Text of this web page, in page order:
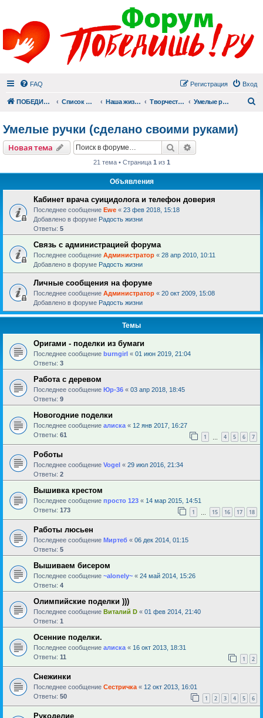
FAQ Вход
Регистрация
ПОБЕДИШЬ.РУ Список форумов Наша жизнь (не всё же о суициде!) Творчество Умелые ручки (сделано своими руками)
Умелые ручки (сделано своими руками)
Новая тема Поиск
21 тема • Страница 1 из 1
Объявления
Кабинет врача суицидолога и телефон доверия
Последнее сообщение Ewe « 23 фев 2018, 15:18
Добавлено в форуме Радость жизни
Ответы: 5
Связь с администрацией форума
Последнее сообщение Администратор « 28 апр 2010, 10:11
Добавлено в форуме Радость жизни
Личные сообщения на форуме
Последнее сообщение Администратор « 20 окт 2009, 15:08
Добавлено в форуме Радость жизни
Темы
Оригами - поделки из бумаги
Последнее сообщение burngirl « 01 июн 2019, 21:04
Ответы: 3
Работа с деревом
Последнее сообщение Юр-36 « 03 апр 2018, 18:45
Ответы: 9
Новогодние поделки
Последнее сообщение алиска « 12 янв 2017, 16:27
Ответы: 61 1 4 5 6 7
Роботы
Последнее сообщение Vogel « 29 июл 2016, 21:34
Ответы: 2
Вышивка крестом
Последнее сообщение просто 123 « 14 мар 2015, 14:51
Ответы: 173 1 15 16 17 18
Работы люсьен
Последнее сообщение Миртеб « 06 дек 2014, 01:15
Ответы: 5
Вышиваем бисером
Последнее сообщение ~alonely~ « 24 май 2014, 15:26
Ответы: 4
Олимпийские поделки )))
Последнее сообщение Виталий D « 01 фев 2014, 21:40
Ответы: 1
Осенние поделки.
Последнее сообщение алиска « 16 окт 2013, 18:31
Ответы: 11 1 2
Снежинки
Последнее сообщение Сестричка « 12 окт 2013, 16:01
Ответы: 50 1 2 3 4 5 6
Рукоделие